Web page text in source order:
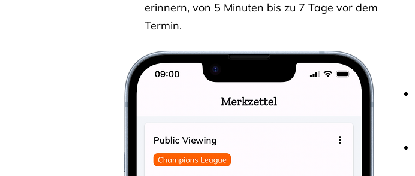
erinnern, von 5 Minuten bis zu 7 Tage vor dem
Termin.